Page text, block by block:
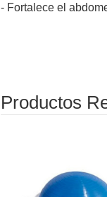
- Fortalece el
Productos